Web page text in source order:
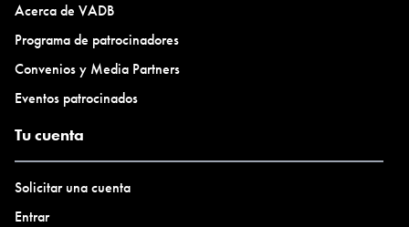
Acerca de VADB
Programa de patrocinadores
Convenios y Media Partners
Eventos patrocinados
Tu cuenta
Solicitar una cuenta
Entrar